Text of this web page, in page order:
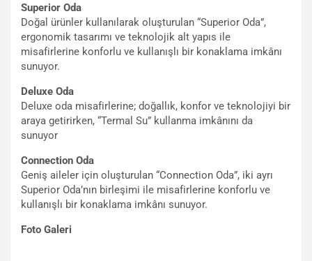
Superior Oda
Doğal ürünler kullanılarak oluşturulan “Superior Oda”,
ergonomik tasarımı ve teknolojik alt yapıs ile
misafirlerine konforlu ve kullanışlı bir konaklama imkânı
sunuyor.
Deluxe Oda
Deluxe oda misafirlerine; doğallık, konfor ve teknolojiyi bir
araya getirirken, “Termal Su” kullanma imkânını da
sunuyor
Connection Oda
Geniş aileler için oluşturulan “Connection Oda”, iki ayrı
Superior Oda’nın birleşimi ile misafirlerine konforlu ve
kullanışlı bir konaklama imkânı sunuyor.
Foto Galeri